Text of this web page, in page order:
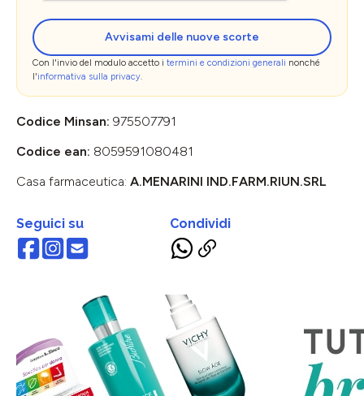
Avvisami delle nuove scorte
Con l'invio del modulo accetto i termini e condizioni generali nonché
l'informativa sulla privacy.
Codice Minsan: 975507791
Codice ean: 8059591080481
Casa farmaceutica: A.MENARINI IND.FARM.RIUN.SRL
Seguici su Condividi